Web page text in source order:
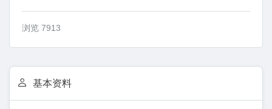
浏览 7913
基本资料